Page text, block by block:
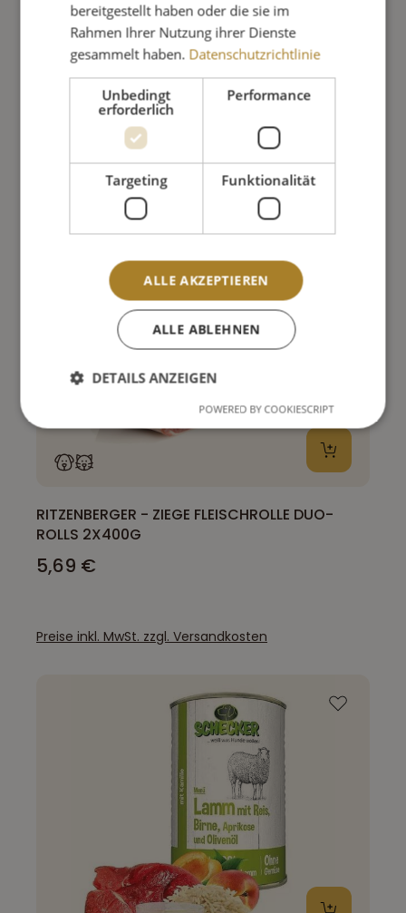
SCHECKER MENÜ - PUTENGESCHNETZELTES
410G
Preise inkl. MwSt. zzgl. Versandkosten
RITZENBERGER - ZIEGE FLEISCHROLLE DUO-
ROLLS 2X400G
5,69 €
Preise inkl. MwSt. zzgl. Versandkosten
bereitgestellt haben oder die sie im
Rahmen Ihrer Nutzung ihrer Dienste
gesammelt haben. Datenschutzrichtlinie
Unbedingt
erforderlich
Performance
Targeting Funktionalität
ALLE AKZEPTIEREN
ALLE ABLEHNEN
DETAILS ANZEIGEN
POWERED BY COOKIESCRIPT